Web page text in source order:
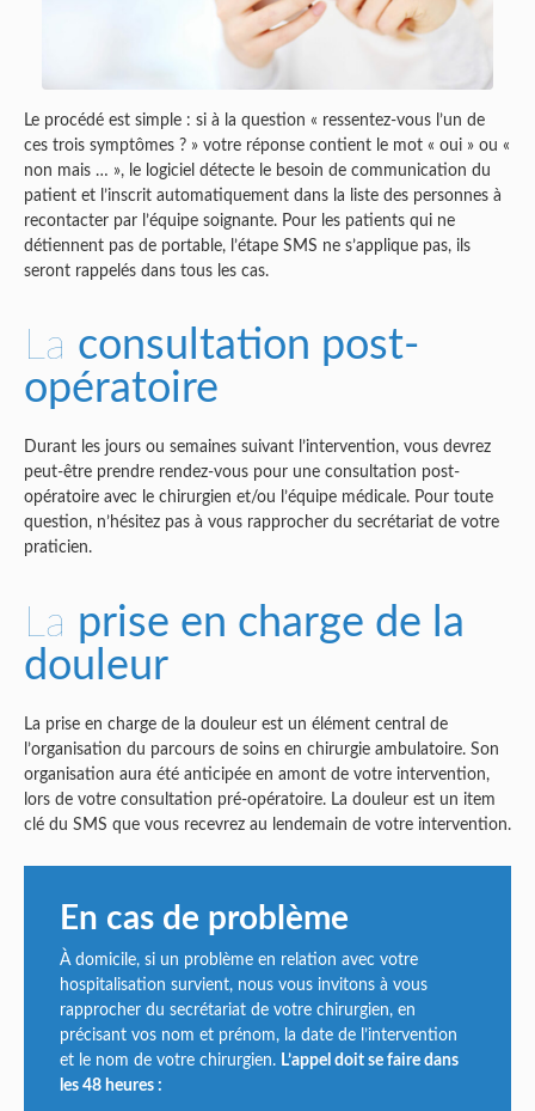
Le procédé est simple : si à la question « ressentez-vous l’un de
ces trois symptômes ? » votre réponse contient le mot « oui » ou «
non mais … », le logiciel détecte le besoin de communication du
patient et l’inscrit automatiquement dans la liste des personnes à
recontacter par l’équipe soignante. Pour les patients qui ne
détiennent pas de portable, l’étape SMS ne s’applique pas, ils
seront rappelés dans tous les cas.
La consultation post-
opératoire
Durant les jours ou semaines suivant l’intervention, vous devrez
peut-être prendre rendez-vous pour une consultation post-
opératoire avec le chirurgien et/ou l’équipe médicale. Pour toute
question, n’hésitez pas à vous rapprocher du secrétariat de votre
praticien.
La prise en charge de la
douleur
La prise en charge de la douleur est un élément central de
l’organisation du parcours de soins en chirurgie ambulatoire. Son
organisation aura été anticipée en amont de votre intervention,
lors de votre consultation pré-opératoire. La douleur est un item
clé du SMS que vous recevrez au lendemain de votre intervention.
En cas de problème
À domicile, si un problème en relation avec votre
hospitalisation survient, nous vous invitons à vous
rapprocher du secrétariat de votre chirurgien, en
précisant vos nom et prénom, la date de l’intervention
et le nom de votre chirurgien. L’appel doit se faire dans
les 48 heures :